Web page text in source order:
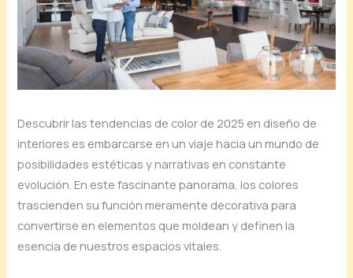
Descubrir las tendencias de color de 2025 en diseño de
interiores es embarcarse en un viaje hacia un mundo de
posibilidades estéticas y narrativas en constante
evolución. En este fascinante panorama, los colores
trascienden su función meramente decorativa para
convertirse en elementos que moldean y definen la
esencia de nuestros espacios vitales.